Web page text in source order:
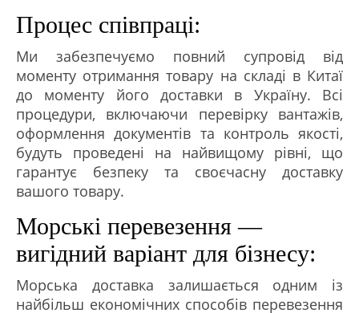
Процес співпраці:
Ми забезпечуємо повний супровід від
моменту отримання товару на складі в Китаї
до моменту його доставки в Україну. Всі
процедури, включаючи перевірку вантажів,
оформлення документів та контроль якості,
будуть проведені на найвищому рівні, що
гарантує безпеку та своєчасну доставку
вашого товару.
Морські перевезення —
вигідний варіант для бізнесу:
Морська доставка залишається одним із
найбільш економічних способів перевезення